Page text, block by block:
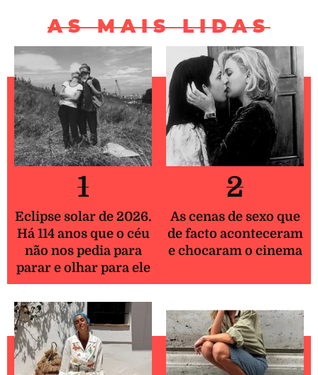
AS MAIS LIDAS
1
Eclipse solar de 2026.
Há 114 anos que o céu
não nos pedia para
parar e olhar para ele
2
As cenas de sexo que
de facto aconteceram
e chocaram o cinema